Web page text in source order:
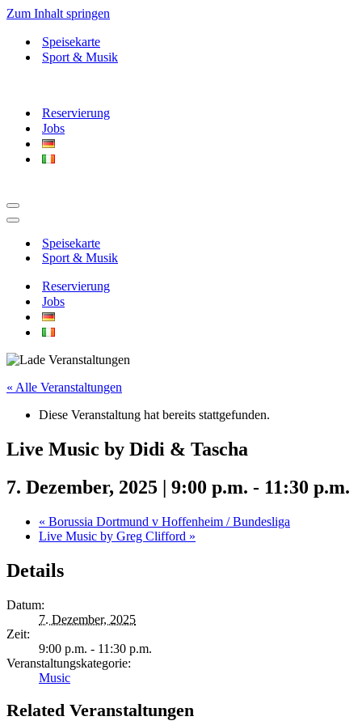
Zum Inhalt springen
Speisekarte
Sport & Musik
Reservierung
Jobs
Navigationsmenü
Navigationsmenü
Speisekarte
Sport & Musik
Reservierung
Jobs
« Alle Veranstaltungen
Diese Veranstaltung hat bereits stattgefunden.
Live Music by Didi & Tascha
7. Dezember, 2025 | 9:00 p.m. - 11:30 p.m.
« Borussia Dortmund v Hoffenheim / Bundesliga
Live Music by Greg Clifford »
Details
Datum:
7. Dezember, 2025
Zeit:
9:00 p.m. - 11:30 p.m.
Veranstaltungskategorie:
Music
Related Veranstaltungen